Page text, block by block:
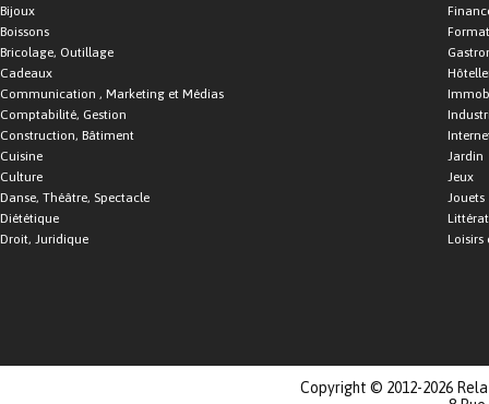
Bijoux
Boissons
Bricolage, Outillage
Cadeaux
Communication , Marketing et Médias
Comptabilité, Gestion
Construction, Bâtiment
Cuisine
Culture
Danse, Théâtre, Spectacle
Diététique
Droit, Juridique
Jardin
Jeux
Jouets
Loisirs
Copyright © 2012-2026